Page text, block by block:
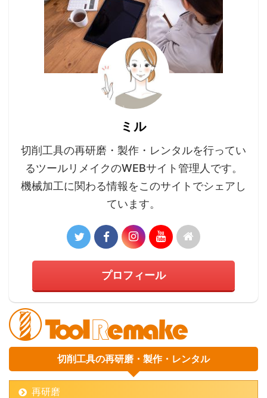
ミル
切削工具の再研磨・製作・レンタルを行ってい
るツールリメイクのWEBサイト管理人です。
機械加工に関わる情報をこのサイトでシェアし
ています。
プロフィール
切削工具の再研磨・製作・レンタル
再研磨